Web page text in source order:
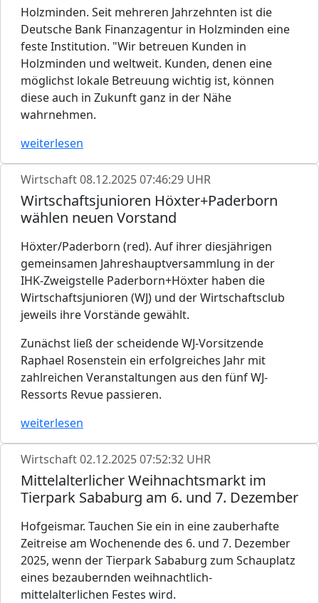
Holzminden. Seit mehreren Jahrzehnten ist die
Deutsche Bank Finanzagentur in Holzminden eine
feste Institution. "Wir betreuen Kunden in
Holzminden und weltweit. Kunden, denen eine
möglichst lokale Betreuung wichtig ist, können
diese auch in Zukunft ganz in der Nähe
wahrnehmen.
weiterlesen
Wirtschaft08.12.2025 07:46:29 UHR
Wirtschaftsjunioren Höxter+Paderborn
wählen neuen Vorstand
Höxter/Paderborn (red). Auf ihrer diesjährigen
gemeinsamen Jahreshauptversammlung in der
IHK-Zweigstelle Paderborn+Höxter haben die
Wirtschaftsjunioren (WJ) und der Wirtschaftsclub
jeweils ihre Vorstände gewählt.
Zunächst ließ der scheidende WJ-Vorsitzende
Raphael Rosenstein ein erfolgreiches Jahr mit
zahlreichen Veranstaltungen aus den fünf WJ-
Ressorts Revue passieren.
weiterlesen
Wirtschaft02.12.2025 07:52:32 UHR
Mittelalterlicher Weihnachtsmarkt im
Tierpark Sababurg am 6. und 7. Dezember
Hofgeismar. Tauchen Sie ein in eine zauberhafte
Zeitreise am Wochenende des 6. und 7. Dezember
2025, wenn der Tierpark Sababurg zum Schauplatz
eines bezaubernden weihnachtlich-
mittelalterlichen Festes wird.